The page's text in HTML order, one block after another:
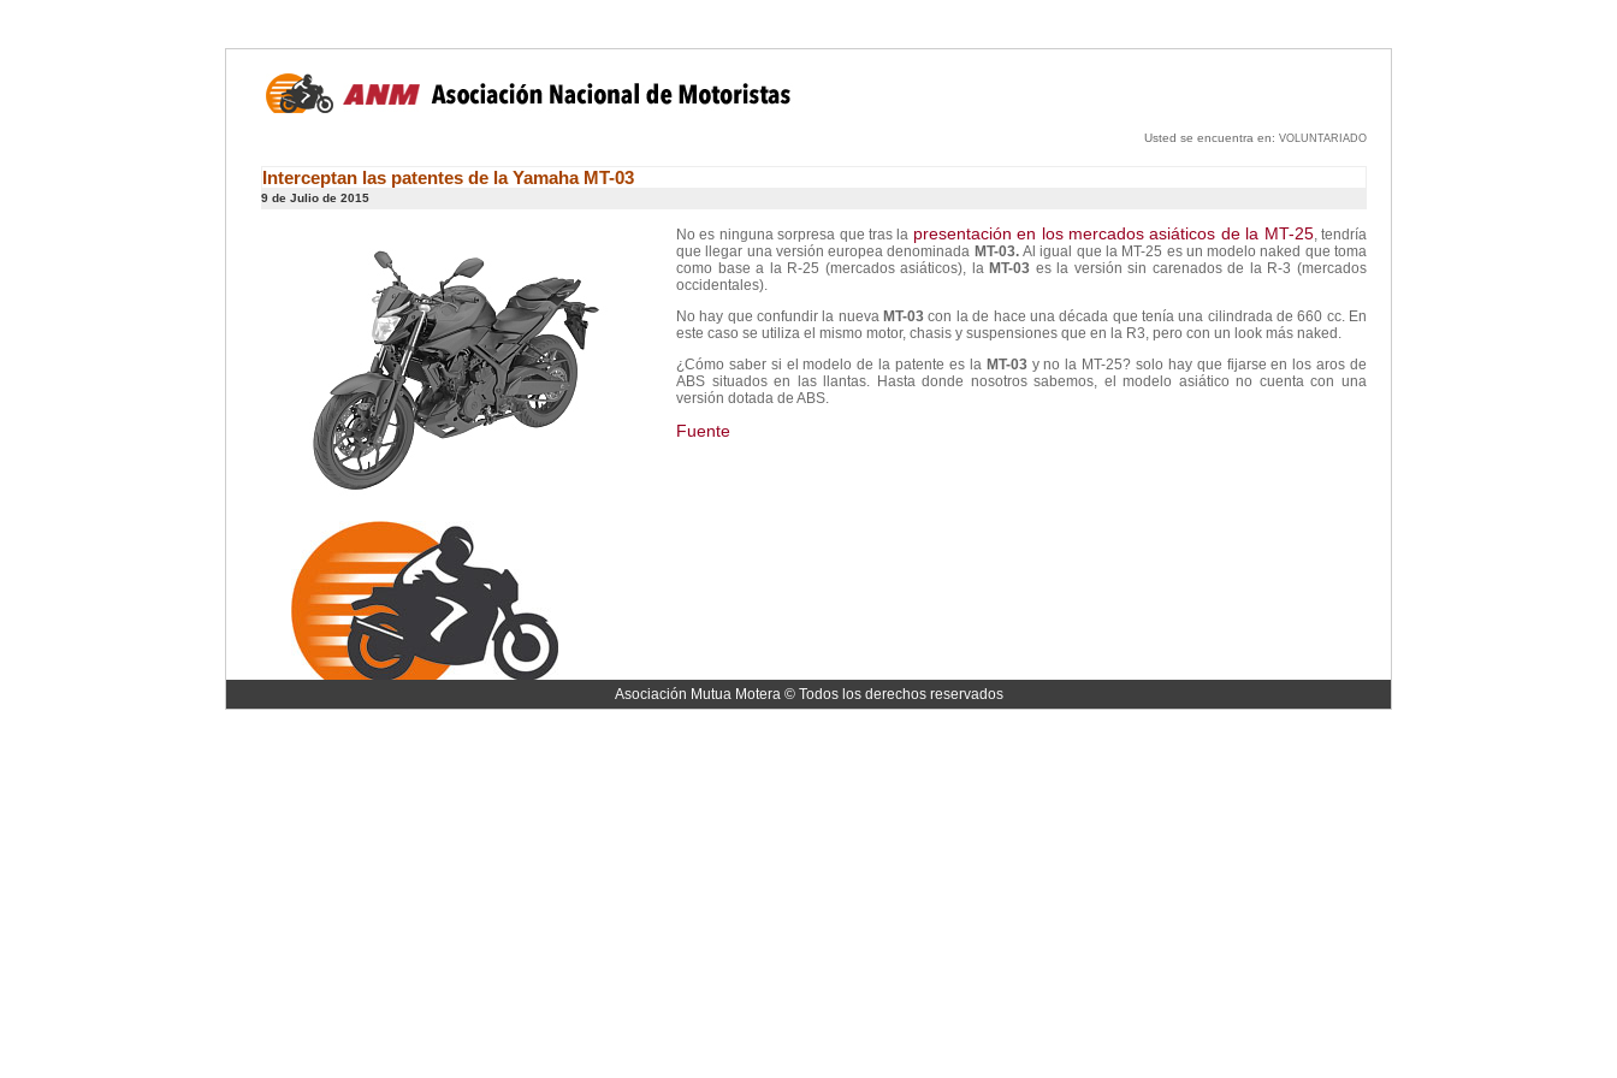
Usted se encuentra en: VOLUNTARIADO
Interceptan las patentes de la Yamaha MT-03
9 de Julio de 2015
No es ninguna sorpresa que tras la presentación en los mercados asiáticos de la MT-25, tendría
que llegar una versión europea denominada MT-03.Al igual que la MT-25 es un modelo naked que toma
como base a la R-25 (mercados asiáticos), laMT-03 es la versión sin carenados de la R-3 (mercados
occidentales).
No hay que confundir la nueva MT-03con la de hace una década que tenía una cilindrada de 660 cc. En
este caso se utiliza el mismo motor, chasis y suspensiones que en la R3, pero con un look más naked.
¿Cómo saber si el modelo de la patente es la MT-03 y no la MT-25? solo hay que fijarse en los aros de
ABS situados en las llantas. Hasta donde nosotros sabemos, el modelo asiático no cuenta con una
versión dotada de ABS.
Fuente
Asociación Mutua Motera © Todos los derechos reservados